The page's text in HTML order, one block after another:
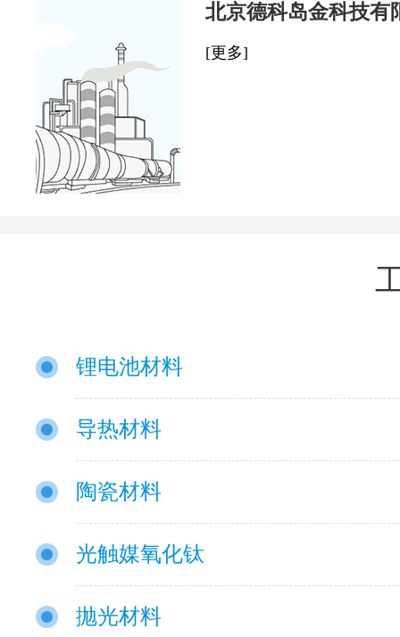
北京德科岛金科技有
[更多]
锂电池材料
导热材料
陶瓷材料
光触媒氧化钛
抛光材料